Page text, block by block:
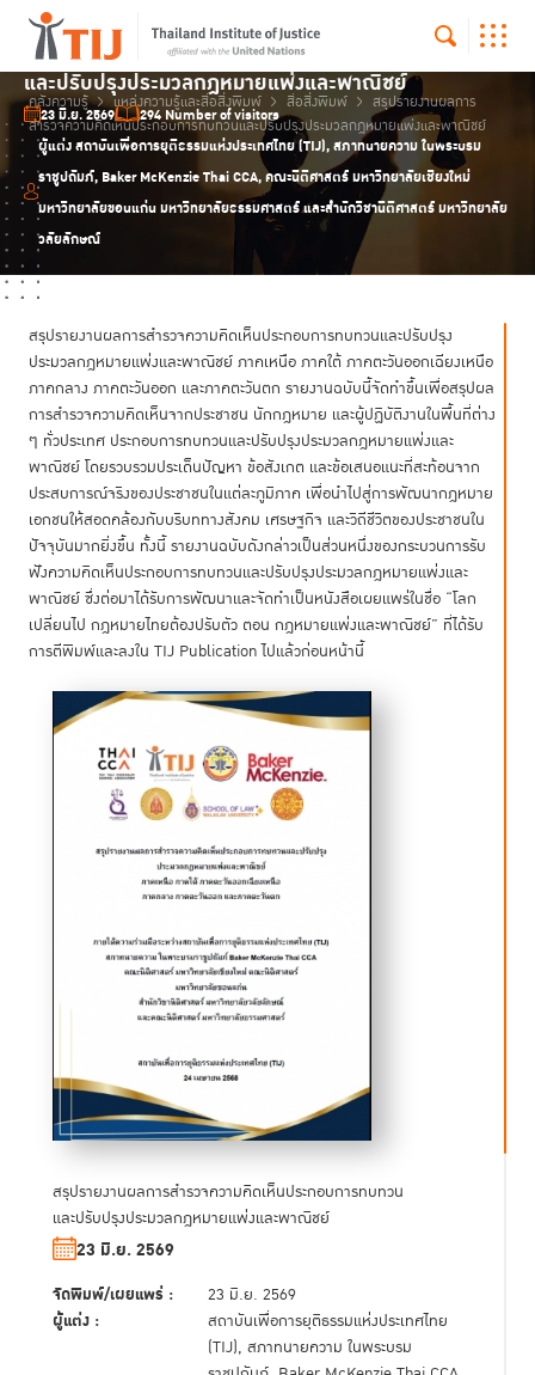
คลังความรู้ แหล่งความรู้และสื่อสิ่งพิมพ์ สื่อสิ่งพิมพ์
สรุปรายงานผลการ
สำรวจความคิดเห็นประกอบการทบทวนและปรับปรุงประมวลกฎหมายแพ่งและพาณิชย์
สรุปรายงานผลการสำรวจความคิดเห็นประกอบการทบทวน
และปรับปรุงประมวลกฎหมายแพ่งและพาณิชย์
23 มิ.ย. 2569
294 Number of visitors
ผู้แต่ง สถาบันเพื่อการยุติธรรมแห่งประเทศไทย (TIJ), สภาทนายความ ในพระบรม
ราชูปถัมภ์, Baker McKenzie Thai CCA, คณะนิติศาสตร์ มหาวิทยาลัยเชียงใหม่
มหาวิทยาลัยขอนแก่น มหาวิทยาลัยธรรมศาสตร์ และสำนักวิชานิติศาสตร์ มหาวิทยาลัย
วลัยลักษณ์
สรุปรายงานผลการสำรวจความคิดเห็นประกอบการทบทวนและปรับปรุง
ประมวลกฎหมายแพ่งและพาณิชย์ ภาคเหนือ ภาคใต้ ภาคตะวันออกเฉียงเหนือ
ภาคกลาง ภาคตะวันออก และภาคตะวันตก รายงานฉบับนี้จัดทำขึ้นเพื่อสรุปผล
การสำรวจความคิดเห็นจากประชาชน นักกฎหมาย และผู้ปฏิบัติงานในพื้นที่ต่าง
ๆ ทั่วประเทศ ประกอบการทบทวนและปรับปรุงประมวลกฎหมายแพ่งและ
พาณิชย์ โดยรวบรวมประเด็นปัญหา ข้อสังเกต และข้อเสนอแนะที่สะท้อนจาก
ประสบการณ์จริงของประชาชนในแต่ละภูมิภาค เพื่อนำไปสู่การพัฒนากฎหมาย
เอกชนให้สอดคล้องกับบริบททางสังคม เศรษฐกิจ และวิถีชีวิตของประชาชนใน
ปัจจุบันมากยิ่งขึ้น ทั้งนี้ รายงานฉบับดังกล่าวเป็นส่วนหนึ่งของกระบวนการรับ
ฟังความคิดเห็นประกอบการทบทวนและปรับปรุงประมวลกฎหมายแพ่งและ
พาณิชย์ ซึ่งต่อมาได้รับการพัฒนาและจัดทำเป็นหนังสือเผยแพร่ในชื่อ “โลก
เปลี่ยนไป กฎหมายไทยต้องปรับตัว ตอน กฎหมายแพ่งและพาณิชย์” ที่ได้รับ
การตีพิมพ์และลงใน TIJ Publication ไปแล้วก่อนหน้านี้
สรุปรายงานผลการสำรวจความคิดเห็นประกอบการทบทวน
และปรับปรุงประมวลกฎหมายแพ่งและพาณิชย์
23 มิ.ย. 2569
จัดพิมพ์/เผยแพร่ : 23 มิ.ย. 2569
ผู้แต่ง :
สถาบันเพื่อการยุติธรรมแห่งประเทศไทย
(TIJ), สภาทนายความ ในพระบรม